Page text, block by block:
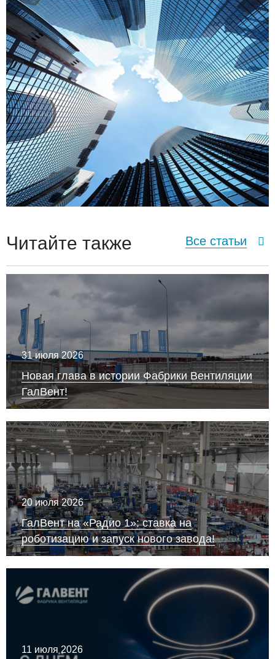
Читайте также Все статьи
31 июля 2026
Новая глава в истории Фабрики Вентиляции
ГалВент!
20 июля 2026
ГалВент на «Радио 1»: ставка на
роботизацию и запуск нового завода!
11 июля 2026